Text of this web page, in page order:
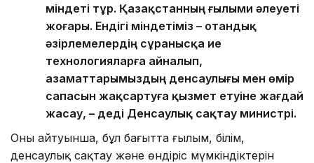
міндеті тұр. Қазақстанның ғылыми әлеуеті
жоғары. Ендігі міндетіміз – отандық
әзірлемелердің сұранысқа ие
технологияларға айналып,
азаматтарымыздың денсаулығы мен өмір
сапасын жақсартуға қызмет етуіне жағдай
жасау, – деді Денсаулық сақтау министрі.
Оның айтуынша, бұл бағытта ғылым, білім,
денсаулық сақтау және өндіріс мүмкіндіктерін